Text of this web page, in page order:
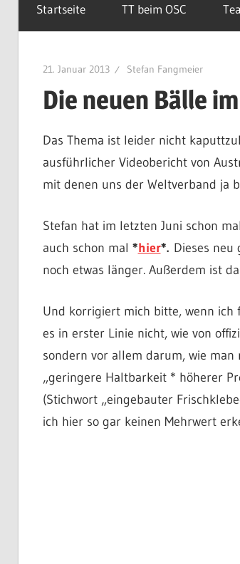
Startseite TT beim OSC
21. Januar 2013 Stefan Fangmeier
Die neuen Bälle
Das Thema ist leider nicht
ausführlicher Videobericht von
mit denen uns der Weltverband ja
Stefan hat im letzten Juni schon
auch schon mal *hier*.Dieses neu
noch etwas länger. Außerdem ist
Und korrigiert mich bitte, wenn ich
es in erster Linie nicht, wie von
sondern vor allem darum, wie
„geringere Haltbarkeit * höherer
(Stichwort „eingebauter
ich hier so gar keinen Mehrwert